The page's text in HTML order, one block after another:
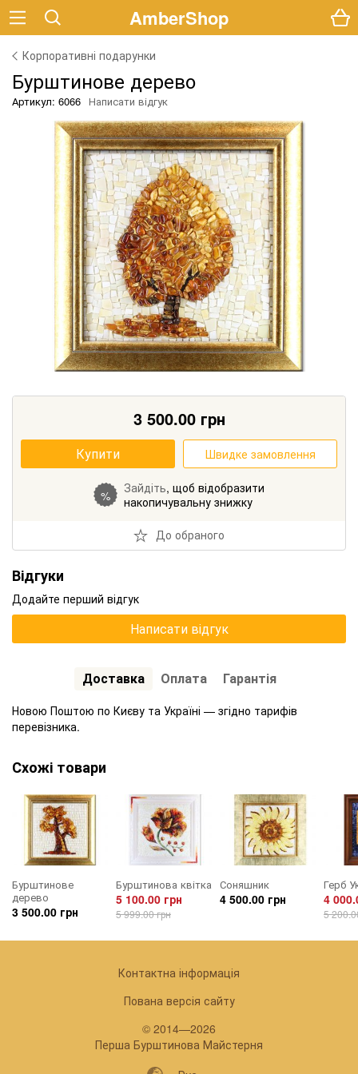
Корпоративні подарунки
Бурштинове дерево
Артикул: 6066 Написати відгук
3 500.00грн
Купити Швидке замовлення
% Зайдіть, щоб відобразити
накопичувальну знижку
До обраного
Відгуки
Додайте перший відгук
Написати відгук
Доставка Оплата Гарантія
Новою Поштою по Києву та Україні — згідно тарифів
перевізника.
Схожі товари
Бурштинове
дерево
3 500.00 грн
Бурштинова квітка
5 100.00 грн
5 999.00 грн
Соняшник
4 500.00 грн
Герб
4
5
Контактна інформація
Пована версія сайту
© 2014—2026
Перша Бурштинова Майстерня
AmberShop